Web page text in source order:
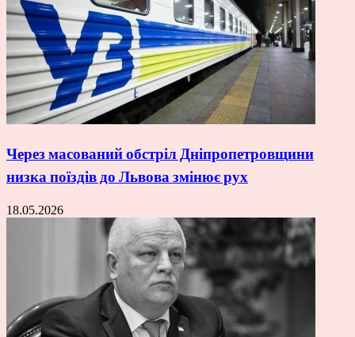
Через масований обстріл Дніпропетровщини
низка поїздів до Львова змінює рух
18.05.2026